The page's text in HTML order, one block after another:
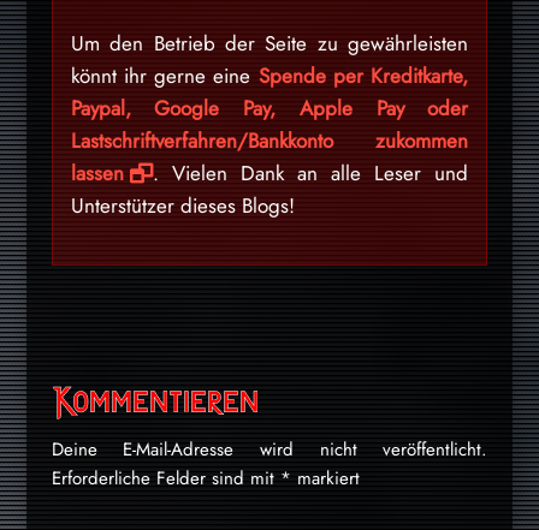
Um den Betrieb der Seite zu gewährleisten
könnt ihr gerne eine Spende per Kreditkarte,
Paypal, Google Pay, Apple Pay oder
Lastschriftverfahren/Bankkonto zukommen
lassen
. Vielen Dank an alle Leser und
Unterstützer dieses Blogs!
Kommentieren
Deine E-Mail-Adresse wird nicht veröffentlicht.
Erforderliche Felder sind mit * markiert